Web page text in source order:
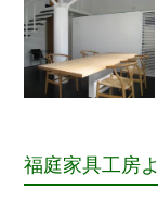
福庭家具工房